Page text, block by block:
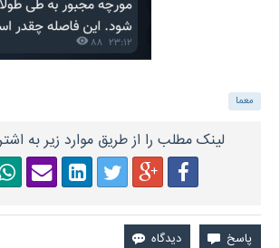
معما
لینک مطلب را از طریق موارد زیر به